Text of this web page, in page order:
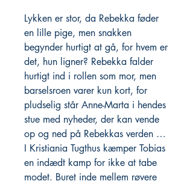
Lykken er stor, da Rebekka føder
en lille pige, men snakken
begynder hurtigt at gå, for hvem er
det, hun ligner? Rebekka falder
hurtigt ind i rollen som mor, men
barselsroen varer kun kort, for
pludselig står Anne-Marta i hendes
stue med nyheder, der kan vende
op og ned på Rebekkas verden …
I Kristiania Tugthus kæmper Tobias
en indædt kamp for ikke at tabe
modet. Buret inde mellem røvere